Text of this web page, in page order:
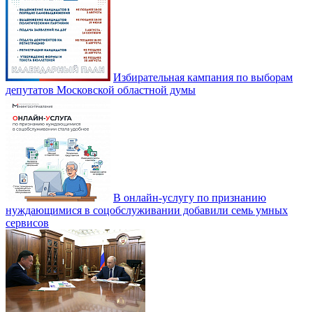
Избирательная кампания по выборам
депутатов Московской областной думы
В онлайн-услугу по признанию
нуждающимися в соцобслуживании добавили семь умных
сервисов